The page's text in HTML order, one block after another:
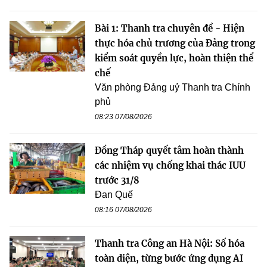
Bài 1: Thanh tra chuyên đề - Hiện
thực hóa chủ trương của Đảng trong
kiểm soát quyền lực, hoàn thiện thể
chế
Văn phòng Đảng uỷ Thanh tra Chính
phủ
08:23 07/08/2026
Đồng Tháp quyết tâm hoàn thành
các nhiệm vụ chống khai thác IUU
trước 31/8
Đan Quế
08:16 07/08/2026
Thanh tra Công an Hà Nội: Số hóa
toàn diện, từng bước ứng dụng AI